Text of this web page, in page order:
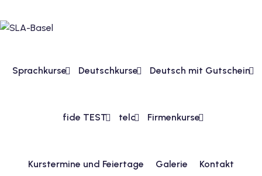
Sprachkurse Deutschkurse Deutsch mit Gutschein
fide TEST telc Firmenkurse
Kurstermine und Feiertage Galerie Kontakt
mit